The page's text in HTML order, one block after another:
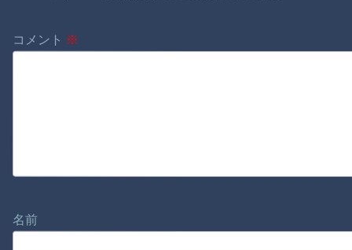
コメント ※
名前